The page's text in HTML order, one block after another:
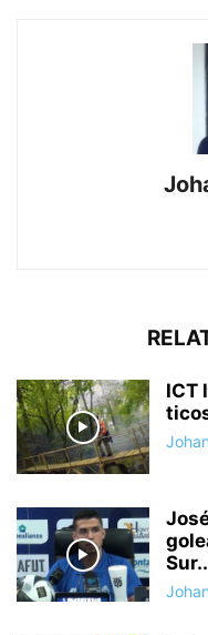
ICT